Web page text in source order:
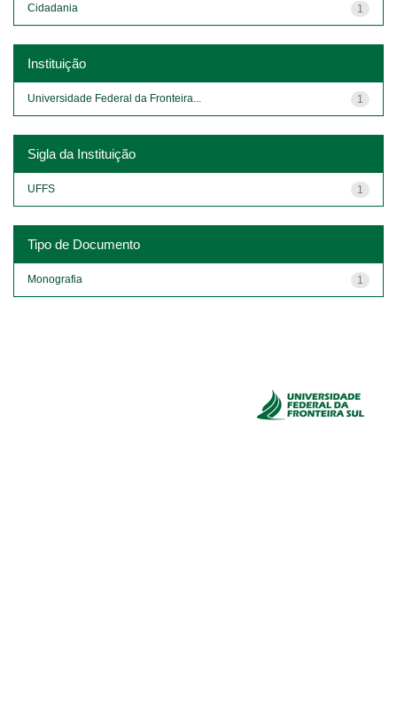
1
Cidadania
Instituição
1
Universidade Federal da Fronteira...
Sigla da Instituição
1
UFFS
Tipo de Documento
1
Monografia